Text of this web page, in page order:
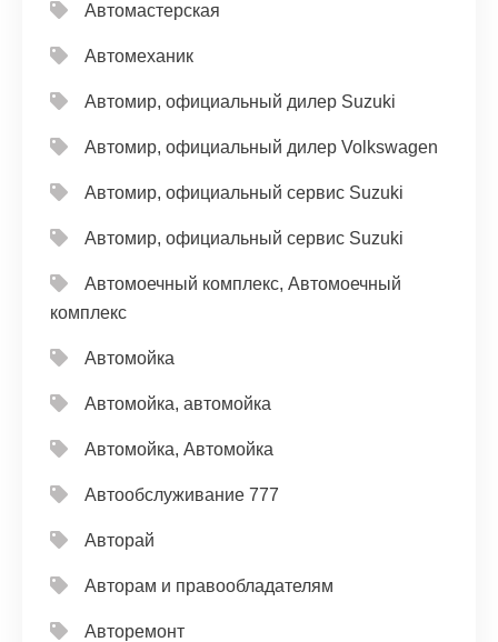
Автомастерская
Автомеханик
Автомир, официальный дилер Suzuki
Автомир, официальный дилер Volkswagen
Автомир, официальный сервис Suzuki
Автомир, официальный сервис Suzuki
Автомоечный комплекс, Автомоечный
комплекс
Автомойка
Автомойка, автомойка
Автомойка, Автомойка
Автообслуживание 777
Авторай
Авторам и правообладателям
Авторемонт